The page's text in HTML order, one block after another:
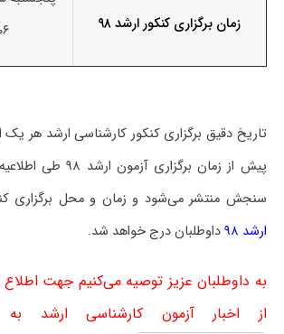
زمان برگزاری کنکور ارشد ۹۸
تاریخ دقیق برگزاری کنکور کارشناسی ارشد هر یک
پیش از زمان برگزاری
سنجش منتشر می‌شود و زمان و محل برگزاری
ارشد ۹۸
داوطلبان درج خواهد شد.
به داوطلبان عزیز توصیه می‌کنیم جهت
از اخبار آزمون کارشناسی ارشد